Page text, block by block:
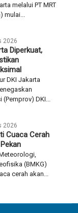
melalui PT MRT
mulai...
2026
Diperkuat,
DKI Jakarta
(Pemprov) DKI...
2026
Cuaca Cerah
(BMKG)
cerah akan...